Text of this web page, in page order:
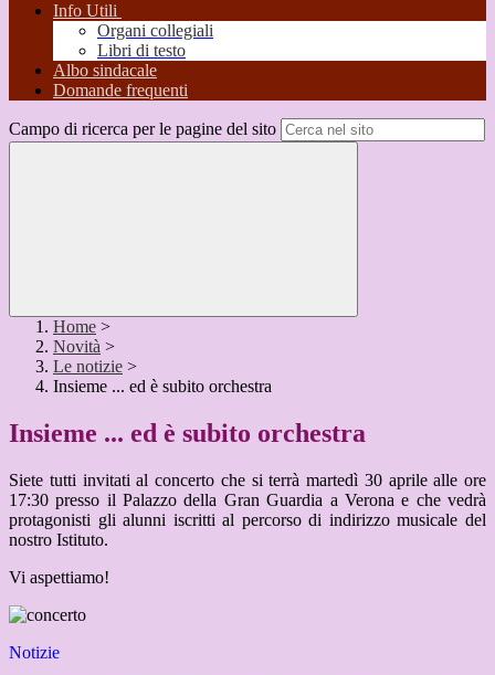
Info Utili
Organi collegiali
Libri di testo
Albo sindacale
Domande frequenti
Campo di ricerca per le pagine del sito
Home >
Novità >
Le notizie >
Insieme ... ed è subito orchestra
Insieme ... ed è subito orchestra
Siete tutti invitati al concerto che si terrà martedì 30 aprile alle ore
17:30 presso il Palazzo della Gran Guardia a Verona e che vedrà
protagonisti gli alunni iscritti al percorso di indirizzo musicale del
nostro Istituto.
Vi aspettiamo!
Notizie